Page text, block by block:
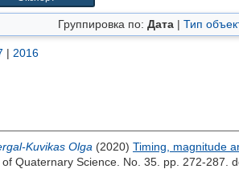
Группировка по: Дата | Тип
| 2016
Kuvikas Olga (2020) Timing, magnitude
Quaternary Science. No. 35. pp. 272-287.